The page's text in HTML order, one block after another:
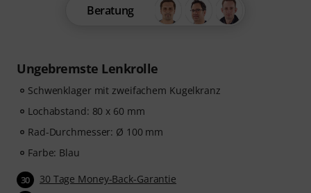
Ungebremste Lenkrolle
Schwenklager mit zweifachem Kugelkranz
Lochabstand: 80 x 60 mm
Rad-Durchmesser: Ø 100 mm
Farbe: Blau
30 30 Tage Money-Back-Garantie
Beratung